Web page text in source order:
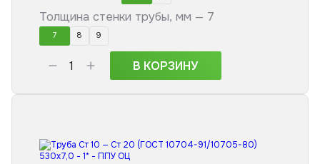
Толщина стенки трубы, мм — 7
7 8 9
В КОРЗИНУ